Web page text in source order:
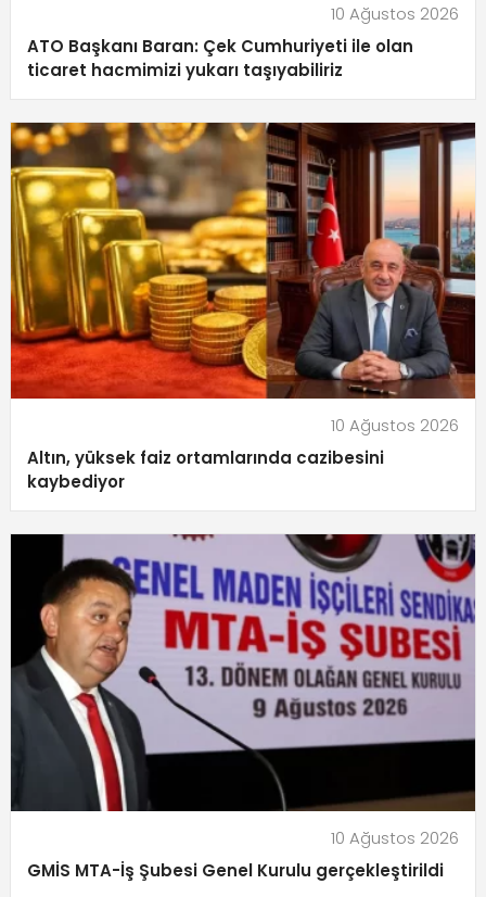
10 Ağustos 2026
ATO Başkanı Baran: Çek Cumhuriyeti ile olan
ticaret hacmimizi yukarı taşıyabiliriz
10 Ağustos 2026
Altın, yüksek faiz ortamlarında cazibesini
kaybediyor
10 Ağustos 2026
GMİS MTA-İş Şubesi Genel Kurulu gerçekleştirildi